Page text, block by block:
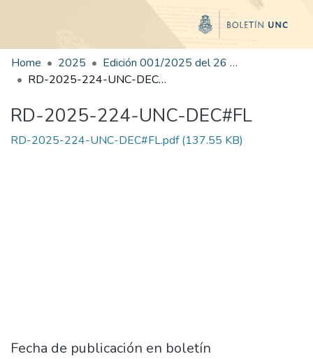
Home 2025
Edición 001/2025 del 26 de mayo de 2025
RD-2025-224-UNC-DEC#FL
RD-2025-224-UNC-DEC#FL
RD-2025-224-UNC-DEC#FL.pdf(137.55 KB)
Fecha de publicación en boletín